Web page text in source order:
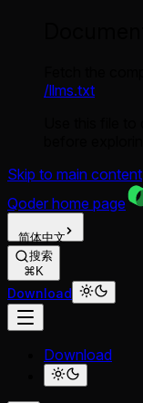
/llms.txt
Skip to main content
Qoder home page
简体中文
搜索
⌘K
Download
Download